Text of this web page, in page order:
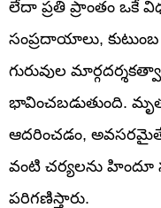
లేదా ప్రతి ప్రాంతం ఒకే
సంప్రదాయాలు,
గురువుల
భావించబడుతుంది.
ఆదరించడం,
వంటి చర్యలను
పరిగణిస్తారు.